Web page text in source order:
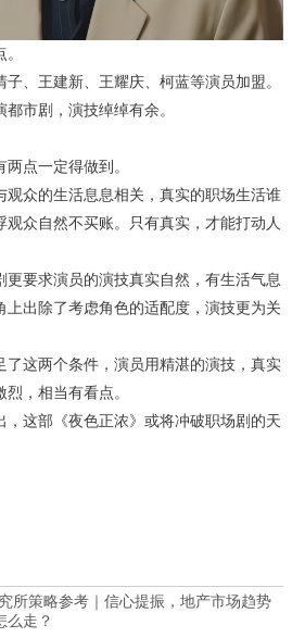
、王建新、王耀庆、柯蓝等演员加盟。
市剧，演技绰绰有余。
点一定得做到。
观众的生活息息相关，真实的职场生活谁
观众自然不买账。只有真实，才能打动人
更要求演员的演技真实自然，有生活气息
上出除了考虑角色的适配度，演技更为关
了这两个条件，演员用精湛的演技，真实
，相当有看点。
，这部《夜色正浓》或将冲破职场剧的天
所策略参考｜信心提振，地产市场趋势
么走？